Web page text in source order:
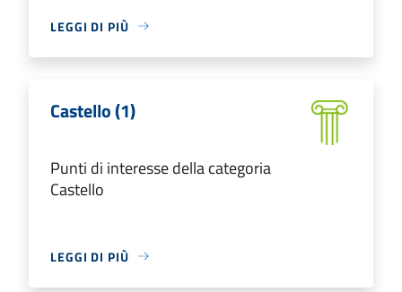
LEGGI DI PIÙ
Castello (1)
Punti di interesse della categoria
Castello
LEGGI DI PIÙ